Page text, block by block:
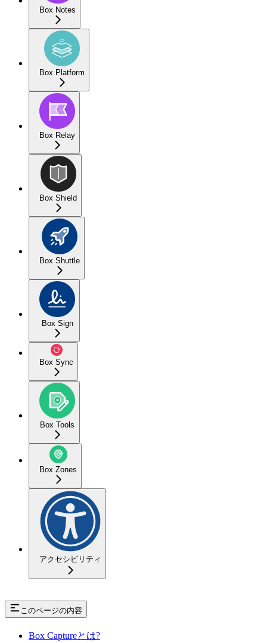
Box Notes
Box Platform
Box Relay
Box Shield
Box Shuttle
Box Sign
Box Sync
Box Tools
Box Zones
アクセシビリティ
このページの内容
Box Captureとは?